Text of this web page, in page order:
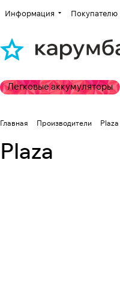
Информация Покупателю
Легковые аккумуляторы
Главная Производители Plaza
Plaza